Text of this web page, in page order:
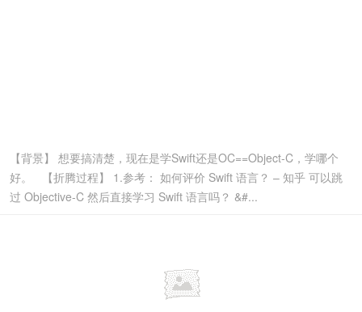
【背景】 想要搞清楚，现在是学Swift还是OC==Object-C，学哪个
好。 【折腾过程】 1.参考： 如何评价 Swift 语言？ – 知乎 可以跳
过 Objective-C 然后直接学习 Swift 语言吗？ &#...